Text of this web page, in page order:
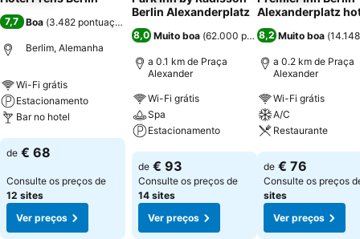
7,7 Boa (3.482 pontuações
Berlim, Alemanha
Wi-Fi grátis
Estacionamento
Bar no hotel
Ver preços
de € 68
Consulte os preços de
12 sites
Ver preços
Berlin Alexanderplatz
8,0 Muito boa (62.000 pontuações)
a 0.1 km de Praça
Alexander
Wi-Fi grátis
Spa
Estacionamento
Ver preços
de € 93
Consulte os preços de
14 sites
Ver preços
Alexanderplatz
8,2 Muito boa (
a 0.2 km de Praça
Alexander
Wi-Fi grátis
A/C
Restaurante
Ver preços
de € 76
Consulte os preços
sites
Ver preços